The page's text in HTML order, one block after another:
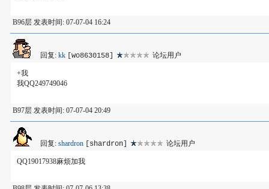
B96层 发表时间: 07-07-04 16:24
回复: kk [wo8630158] 论坛用户
+我
我QQ249749046
B97层 发表时间: 07-07-04 20:49
回复: shardron [shardron] 论坛用户
QQ19017938麻烦加我